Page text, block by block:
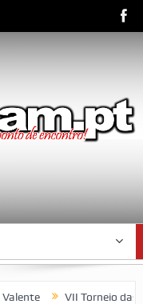
VII Torneio das